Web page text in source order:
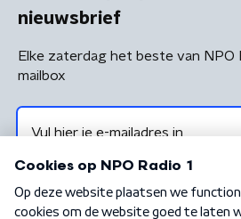
nieuwsbrief
Elke zaterdag het beste van NPO
mailbox